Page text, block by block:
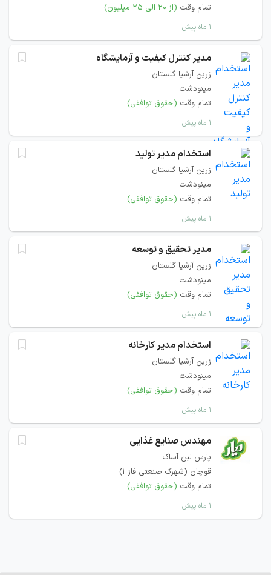
تمام وقت (از ۲۰ الی ۲۵ میلیون)
۱ ماه پیش
مدیر کنترل کیفیت و آزمایشگاه
زرین آرشیا گلستان
مینودشت
تمام وقت (حقوق توافقی)
۱ ماه پیش
استخدام مدیر تولید
زرین آرشیا گلستان
مینودشت
تمام وقت (حقوق توافقی)
۱ ماه پیش
مدیر تحقیق و توسعه
زرین آرشیا گلستان
مینودشت
تمام وقت (حقوق توافقی)
۱ ماه پیش
استخدام مدیر کارخانه
زرین آرشیا گلستان
مینودشت
تمام وقت (حقوق توافقی)
۱ ماه پیش
مهندس صنایع غذایی
پارس لبن آساک
قوچان (شهرک صنعتی فاز 1)
تمام وقت (حقوق توافقی)
۱ ماه پیش